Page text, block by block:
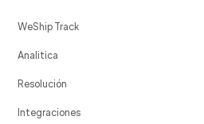
WeShip Track
Analitica
Resolución
Integraciones